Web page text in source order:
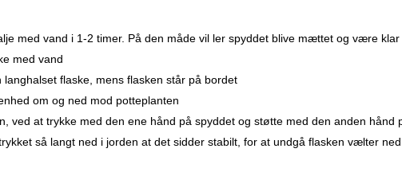
med vand i 1-2 timer. På den måde vil ler spyddet blive mættet og være
med vand
flaske, mens flasken står på bordet
om og ned mod potteplanten
ved at trykke med den ene hånd på spyddet og støtte med den anden
så langt ned i jorden at det sidder stabilt, for at undgå flasken vælter